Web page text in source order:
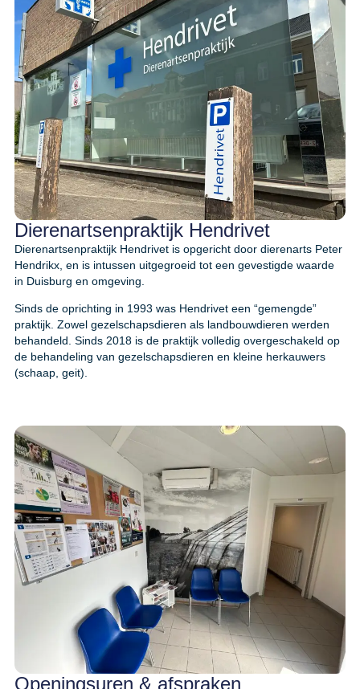
Dierenartsenpraktijk Hendrivet
Dierenartsenpraktijk Hendrivet is opgericht door dierenarts Peter
Hendrikx, en is intussen uitgegroeid tot een gevestigde waarde
in Duisburg en omgeving.
Sinds de oprichting in 1993 was Hendrivet een “gemengde”
praktijk. Zowel gezelschapsdieren als landbouwdieren werden
behandeld. Sinds 2018 is de praktijk volledig overgeschakeld op
de behandeling van gezelschapsdieren en kleine herkauwers
(schaap, geit).
Openingsuren & afspraken